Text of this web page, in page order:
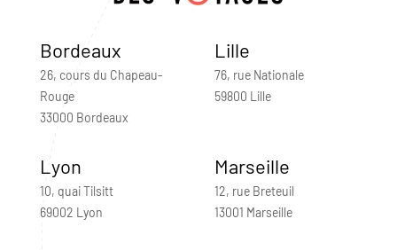
Bordeaux
26, cours du Chapeau-
Rouge
33000 Bordeaux
Lille
76, rue Nationale
59800 Lille
Lyon
10, quai Tilsitt
69002 Lyon
Marseille
12, rue Breteuil
13001 Marseille